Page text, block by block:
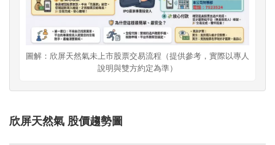
圖解：欣屏天然氣未上市股票交易流程（提供參考，實際以專人
說明與雙方約定為準）
欣屏天然氣 股價趨勢圖